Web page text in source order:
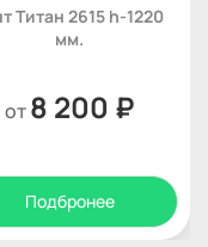
Титан 2615 h-1220
мм.
от8 200 ₽
Подбронее